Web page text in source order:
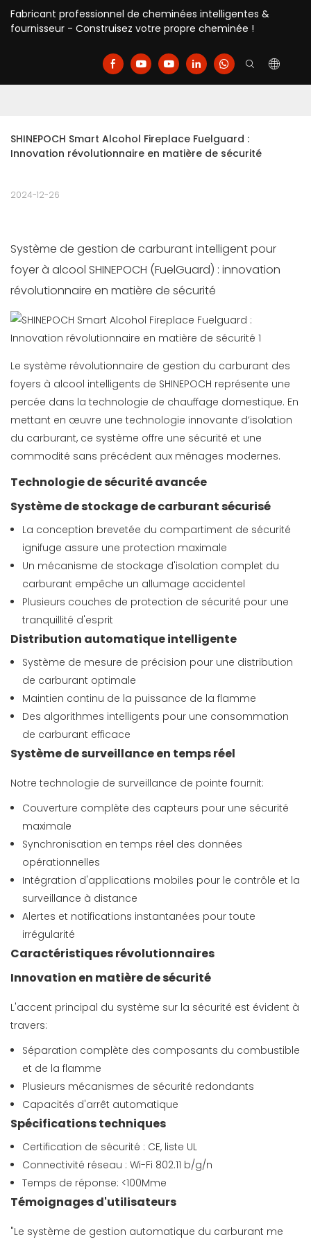
Fabricant professionnel de cheminées intelligentes &
fournisseur - Construisez votre propre cheminée !
SHINEPOCH Smart Alcohol Fireplace Fuelguard :
Innovation révolutionnaire en matière de sécurité
2024-12-26
Système de gestion de carburant intelligent pour
foyer à alcool SHINEPOCH (FuelGuard) : innovation
révolutionnaire en matière de sécurité
Le système révolutionnaire de gestion du carburant des
foyers à alcool intelligents de SHINEPOCH représente une
percée dans la technologie de chauffage domestique. En
mettant en œuvre une technologie innovante d’isolation
du carburant, ce système offre une sécurité et une
commodité sans précédent aux ménages modernes.
Technologie de sécurité avancée
Système de stockage de carburant sécurisé
La conception brevetée du compartiment de sécurité
ignifuge assure une protection maximale
Un mécanisme de stockage d'isolation complet du
carburant empêche un allumage accidentel
Plusieurs couches de protection de sécurité pour une
tranquillité d'esprit
Distribution automatique intelligente
Système de mesure de précision pour une distribution
de carburant optimale
Maintien continu de la puissance de la flamme
Des algorithmes intelligents pour une consommation
de carburant efficace
Système de surveillance en temps réel
Notre technologie de surveillance de pointe fournit:
Couverture complète des capteurs pour une sécurité
maximale
Synchronisation en temps réel des données
opérationnelles
Intégration d'applications mobiles pour le contrôle et la
surveillance à distance
Alertes et notifications instantanées pour toute
irrégularité
Caractéristiques révolutionnaires
Innovation en matière de sécurité
L'accent principal du système sur la sécurité est évident à
travers:
Séparation complète des composants du combustible
et de la flamme
Plusieurs mécanismes de sécurité redondants
Capacités d'arrêt automatique
Spécifications techniques
Certification de sécurité : CE, liste UL
Connectivité réseau : Wi-Fi 802.11 b/g/n
Temps de réponse: <100Mme
Témoignages d'utilisateurs
"Le système de gestion automatique du carburant me